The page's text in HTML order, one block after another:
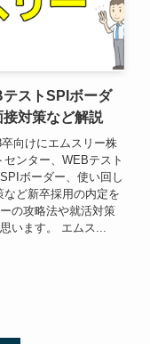
ストSPIボーダ
対策など解説
向けにエムスリー株
ンター、WEBテスト
ボーダー、使い回し
ど新卒採用の内定を
の攻略法や就活対策
います。 エムス...